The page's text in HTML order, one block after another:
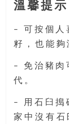
溫馨提示
– 可按個人
籽，也能夠
– 免治豬肉
代。
– 用石臼搗
家中沒有石